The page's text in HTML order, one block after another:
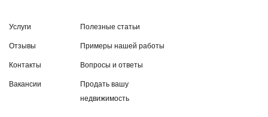
Услуги
Отзывы
Контакты
Вакансии
Полезные статьи
Примеры нашей работы
Вопросы и ответы
Продать вашу
недвижимость